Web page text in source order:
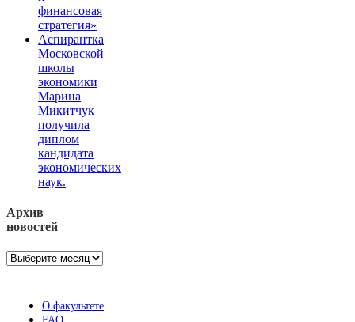
финансовая
стратегия»
Аспирантка
Московской
школы
экономики
Марина
Микитчук
получила
диплом
кандидата
экономических
наук.
Архив
новостей
Архив
О факультете